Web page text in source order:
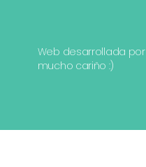
Web desarrollada por
mucho cariño :)